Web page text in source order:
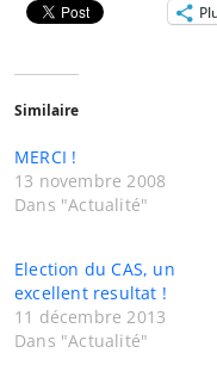
Similaire
MERCI !
13 novembre 2008
Dans "Actualité"
Election du CAS, un
excellent resultat !
11 décembre 2013
Dans "Actualité"